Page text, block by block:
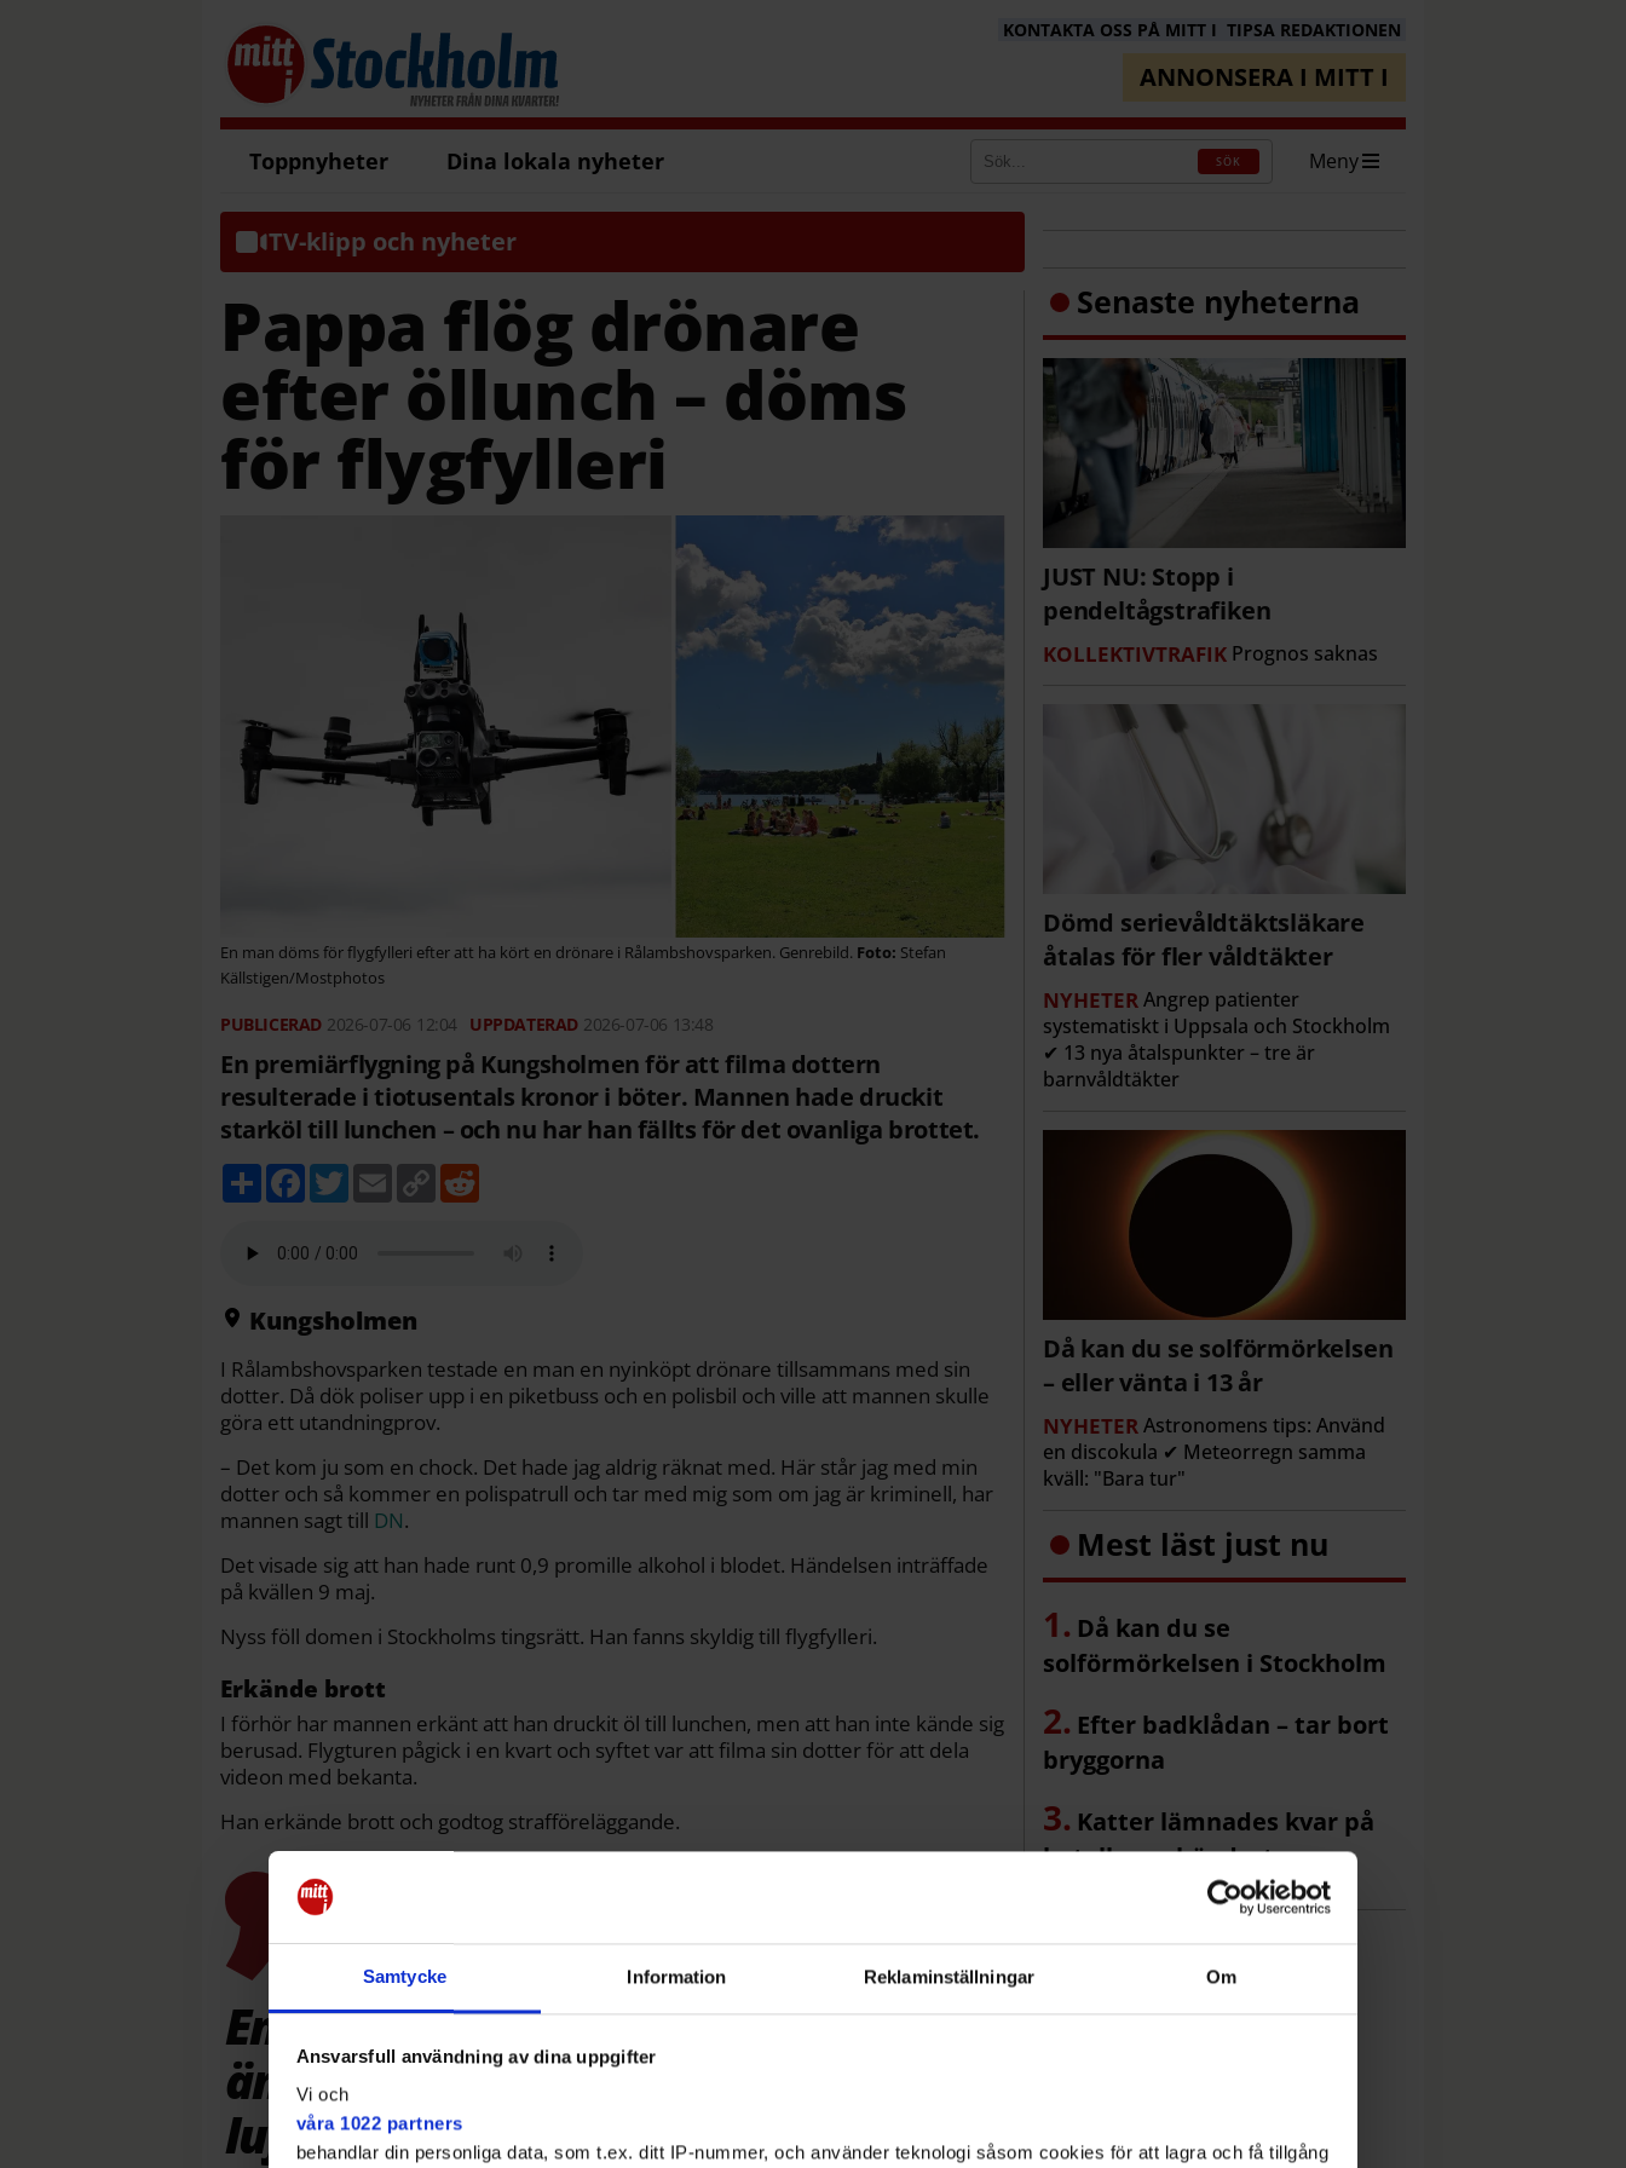
Samtycke Information Reklaminställningar Om
Ansvarsfull användning av dina uppgifter
Vi och
våra 1022 partners
behandlar din personliga data, som t.ex. ditt IP-nummer, och använder teknologi såsom cookies för att lagra och få tillgång
KONTAKTA OSS PÅ MITT I TIPSA REDAKTIONEN
ANNONSERA I MITT I
Toppnyheter Dina lokala nyheter SÖK Meny
TV-klipp och nyheter
Pappa flög drönare
efter öllunch – döms
för flygfylleri
En man döms för flygfylleri efter att ha kört en drönare i Rålambshovsparken. Genrebild.
Stefan
Källstigen/Mostphotos
2026-07-06 12:04 2026-07-06 13:48
En premiärflygning på Kungsholmen för att filma dottern
resulterade i tiotusentals kronor i böter. Mannen hade druckit
starköl till lunchen – och nu har han fällts för det ovanliga brottet.
D
e
F
c
b
T
w
t
E
m
a
C
o
p
Kungsholmen
I Rålambshovsparken testade en man en nyinköpt drönare tillsammans med sin
dotter. Då dök poliser upp i en piketbuss och en polisbil och ville att mannen skulle
göra ett utandningprov.
– Det kom ju som en chock. Det hade jag aldrig räknat med. Här står jag med min
dotter och så kommer en polispatrull och tar med mig som om jag är kriminell, har
mannen sagt till DN.
Det visade sig att han hade runt 0,9 promille alkohol i blodet. Händelsen inträffade
på kvällen 9 maj.
Nyss föll domen i Stockholms tingsrätt. Han fanns skyldig till flygfylleri.
Erkände brott
I förhör har mannen erkänt att han druckit öl till lunchen, men att han inte kände sig
berusad. Flygturen pågick i en kvart och syftet var att filma sin dotter för att dela
videon med bekanta.
Han erkände brott och godtog strafföreläggande.
En mindre fara för flygsäkerheten
än framförandet av ett bemannat
luftfartyg.
Senaste nyheterna
JUST NU: Stopp i
pendeltågstrafiken
KOLLEKTIVTRAFIK Prognos saknas
Dömd serievåldtäktsläkare
åtalas för fler våldtäkter
NYHETERAngrep patienter
systematiskt i Uppsala och Stockholm
✔ 13 nya åtalspunkter – tre är
barnvåldtäkter
Då kan du se solförmörkelsen
– eller vänta i 13 år
NYHETERAstronomens tips: Använd
en discokula ✔ Meteorregn samma
kväll: "Bara tur"
Mest läst just nu
Då kan du se
solförmörkelsen i Stockholm
Efter badklådan – tar bort
bryggorna
Katter lämnades kvar på
hotell – omhändertogs